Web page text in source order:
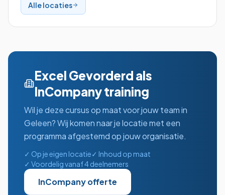
Alle locaties
Excel Gevorderd als
InCompany training
Wil je deze cursus op maat voor jouw team in
Geleen? Wij komen naar je locatie met een
programma afgestemd op jouw organisatie.
✓ Op je eigen locatie✓ Inhoud op maat
✓ Voordelig vanaf 4 deelnemers
InCompany offerte